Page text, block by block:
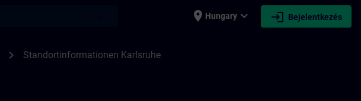
place Hungary expand_more login Bejelentkezés
chevron_right Standortinformationen Karlsruhe